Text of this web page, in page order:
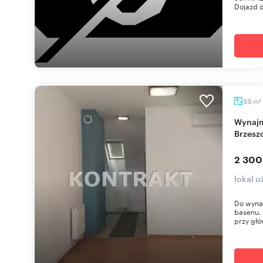
Dojazd
55 m2
Wynajmę przestronny lokal 55 m² w centrum
2
lokal
Do
przy